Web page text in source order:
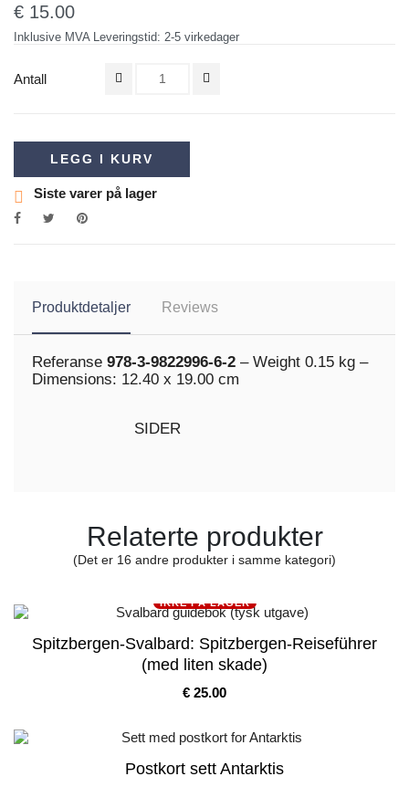
€ 15.00
Inklusive MVA Leveringstid: 2-5 virkedager
Antall
LEGG I KURV
Siste varer på lager
Produktdetaljer Reviews
Referanse 978-3-9822996-6-2 – Weight 0.15 kg –
Dimensions: 12.40 x 19.00 cm
SIDER
Relaterte produkter
(Det er 16 andre produkter i samme kategori)
IKKE PÅ LAGER
Spitzbergen-Svalbard: Spitzbergen-Reiseführer
(med liten skade)
Pris
€ 25.00
Postkort sett Antarktis